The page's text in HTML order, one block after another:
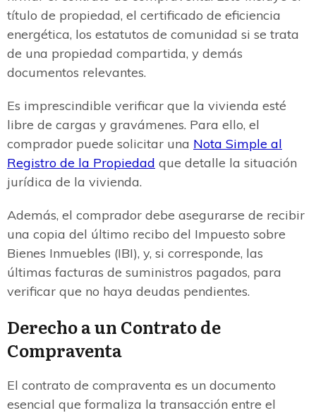
título de propiedad, el certificado de eficiencia
energética, los estatutos de comunidad si se trata
de una propiedad compartida, y demás
documentos relevantes.
Es imprescindible verificar que la vivienda esté
libre de cargas y gravámenes. Para ello, el
comprador puede solicitar una Nota Simple al
Registro de la Propiedad que detalle la situación
jurídica de la vivienda.
Además, el comprador debe asegurarse de recibir
una copia del último recibo del Impuesto sobre
Bienes Inmuebles (IBI), y, si corresponde, las
últimas facturas de suministros pagados, para
verificar que no haya deudas pendientes.
Derecho a un Contrato de
Compraventa
El contrato de compraventa es un documento
esencial que formaliza la transacción entre el